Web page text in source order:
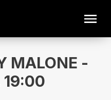
MALONE -